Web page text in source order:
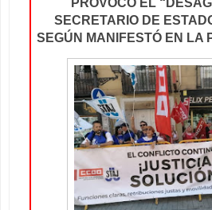
PROVOCÓ EL
SECRETARIO DE
SEGÚN MANIFESTÓ EN LA